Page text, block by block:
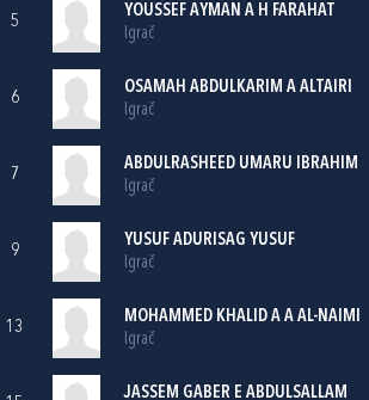
5
YOUSSEF AYMAN A H FARAHAT
Igrač
6
OSAMAH ABDULKARIM A ALTAIRI
Igrač
7
ABDULRASHEED UMARU IBRAHIM
Igrač
9
YUSUF ADURISAG YUSUF
Igrač
13
MOHAMMED KHALID A A AL-NAIMI
Igrač
JASSEM GABER E ABDULSALLAM